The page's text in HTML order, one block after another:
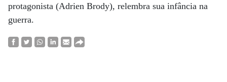
protagonista (Adrien Brody), relembra sua infância na
guerra.